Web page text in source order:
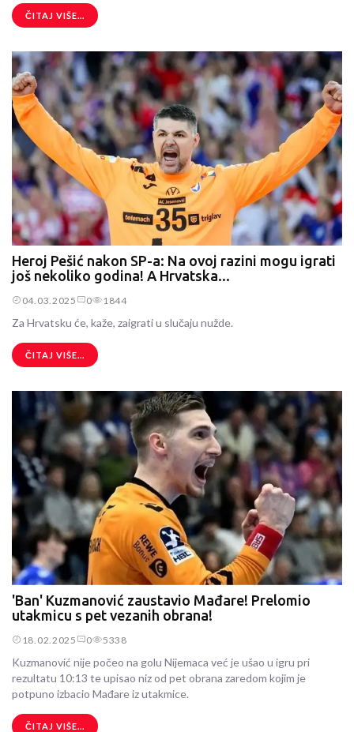
ČITAJ VIŠE...
Heroj Pešić nakon SP-a: Na ovoj razini mogu igrati
još nekoliko godina! A Hrvatska...
04.03.2025 0 1844
Za Hrvatsku će, kaže, zaigrati u slučaju nužde.
ČITAJ VIŠE...
'Ban' Kuzmanović zaustavio Mađare! Prelomio
utakmicu s pet vezanih obrana!
18.02.2025 0 5338
Kuzmanović nije počeo na golu Nijemaca već je ušao u igru pri
rezultatu 10:13 te upisao niz od pet obrana zaredom kojim je
potpuno izbacio Mađare iz utakmice.
ČITAJ VIŠE...